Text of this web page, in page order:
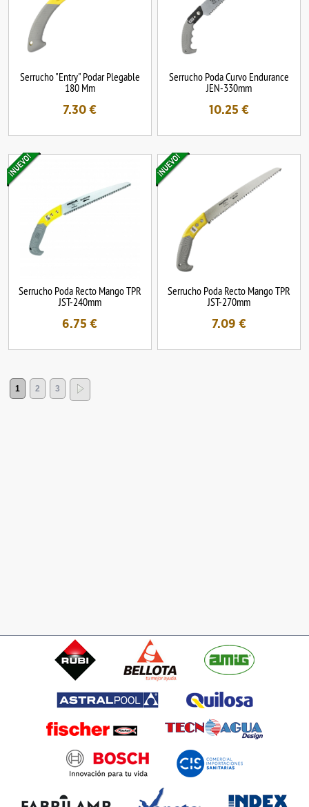
Serrucho "Entry" Podar Plegable
180 Mm
7.30 €
Serrucho Poda Curvo Endurance
JEN-330mm
10.25 €
Serrucho Poda Recto Mango TPR
JST-240mm
6.75 €
Serrucho Poda Recto Mango TPR
JST-270mm
7.09 €
1 2 3